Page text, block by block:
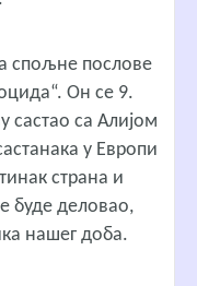
спољне послове
Он се 9.
састао са Алијом
у Европи
страна и
буде деловао,
нашег доба.